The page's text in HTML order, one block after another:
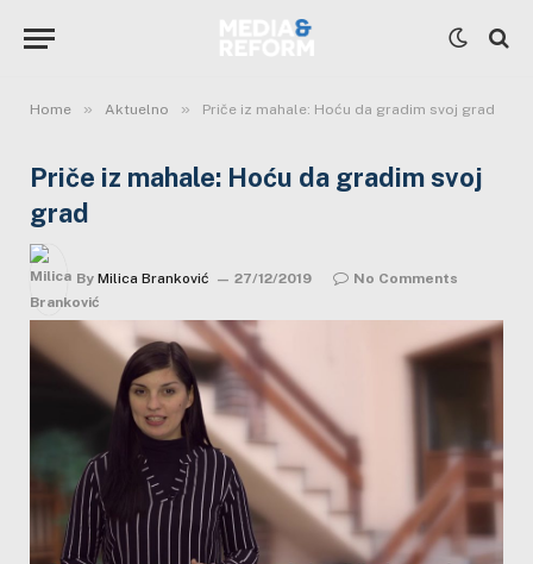
Home » Aktuelno » Priče iz mahale: Hoću da gradim svoj grad
Priče iz mahale: Hoću da gradim svoj
grad
By Milica Branković 27/12/2019 No Comments